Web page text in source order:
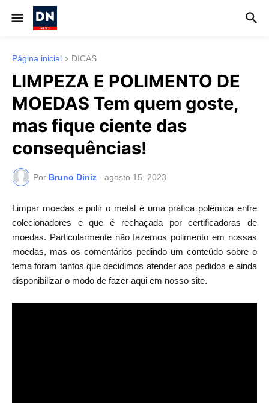
Página inicial DICAS
LIMPEZA E POLIMENTO DE
MOEDAS Tem quem goste,
mas fique ciente das
consequências!
Por Bruno Diniz - agosto 15, 2023
Limpar moedas e polir o metal é uma prática polêmica entre
colecionadores e que é rechaçada por certificadoras de
moedas. Particularmente não fazemos polimento em nossas
moedas, mas os comentários pedindo um conteúdo sobre o
tema foram tantos que decidimos atender aos pedidos e ainda
disponibilizar o modo de fazer aqui em nosso site.